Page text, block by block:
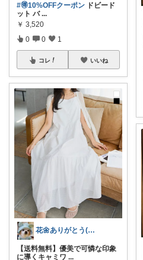
#🉐10%OFFクーポン ドビード
ット バ ...
￥ 3,520
0 0 1
コレ いいね
花🌼ありがとう(*･ω･)*_ _)ﾍ
【送料無料】優美で可憐な印象
に導くキャミワ ...